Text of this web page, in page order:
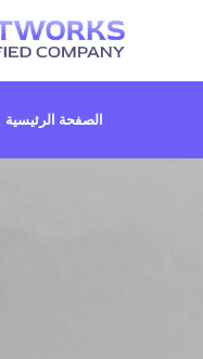
الصفحة الرئيسية